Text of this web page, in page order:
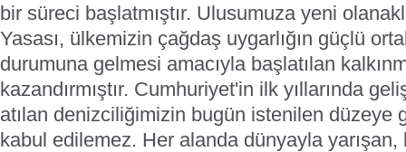
bir süreci başlatmıştır. Ulusumuza yeni
Yasası, ülkemizin çağdaş uygarlığın güçlü
durumuna gelmesi amacıyla başlatılan
kazandırmıştır. Cumhuriyet'in ilk yıllarında
atılan denizciliğimizin bugün istenilen düzeye
kabul edilemez. Her alanda dünyayla